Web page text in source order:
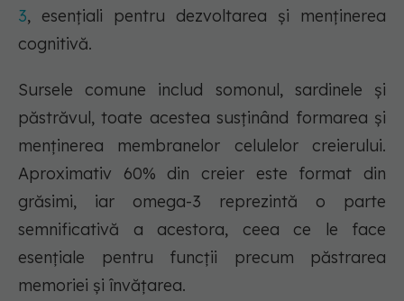
3, esențiali pentru dezvoltarea și menținerea
cognitivă.
Sursele comune includ somonul, sardinele și
păstrăvul, toate acestea susținând formarea și
menținerea membranelor celulelor creierului.
Aproximativ 60% din creier este format din
grăsimi, iar omega-3 reprezintă o parte
semnificativă a acestora, ceea ce le face
esențiale pentru funcții precum păstrarea
memoriei și învățarea.